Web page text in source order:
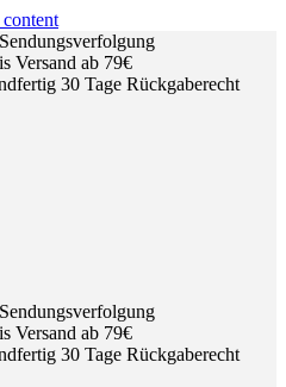
Versand ab 79€
30 Tage Rückgaberecht
Versand ab 79€
30 Tage Rückgaberecht